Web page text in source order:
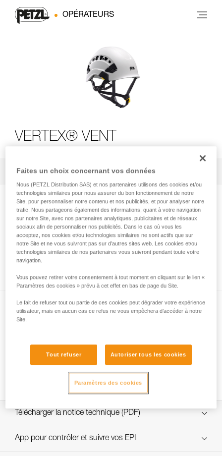
OPÉRATEURS
VERTEX® VENT
Tous les conseils techniques 2
Quelle résistance choisir pour la jugulaire
DUAL ?
Changement fusible jugulaire DUAL
Télécharger la notice technique (PDF)
Technical Notice
App pour contrôler et suivre vos EPI
Faites un choix concernant vos données
Nous (PETZL Distribution SAS) et nos partenaires utilisons des cookies et/ou
technologies similaires pour nous assurer du bon fonctionnement de notre
Site, pour personnaliser notre contenu et nos publicités, et pour analyser notre
trafic. Nous partageons également des informations, quant à votre navigation
sur notre Site, avec nos partenaires analytiques, publicitaires et de réseaux
sociaux afin de personnaliser nos publicités. Dans le cas où vous les
acceptez, nos cookies et/ou technologies similaires ne sont actifs que sur
notre Site et ne vous suivront pas sur d’autres sites web. Les cookies et/ou
technologies similaires de nos partenaires vous suivront pendant toute votre
navigation.
Vous pouvez retirer votre consentement à tout moment en cliquant sur le lien «
Paramètres des cookies » prévu à cet effet en bas de page du Site.
Le fait de refuser tout ou partie de ces cookies peut dégrader votre expérience
utilisateur, mais en aucun cas ce refus ne vous empêchera d’accéder à notre
Site.
Tout refuser Autoriser tous les cookies
Paramètres des cookies